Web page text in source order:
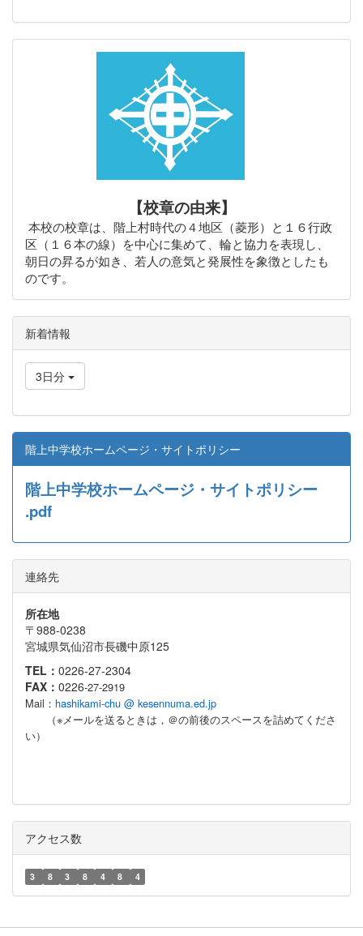
【校章の由来】
本校の校章は、階上村時代の４地区（菱形）と１６行政
区（１６本の線）を中心に集めて、輪と協力を表現し、
朝日の昇るが如き、若人の意気と発展性を象徴としたも
のです。
新着情報
3日分
階上中学校ホームページ・サイトポリシー
階上中学校ホームページ・サイトポリシー
.pdf
連絡先
所在地
〒988-0238
宮城県気仙沼市長磯中原125
TEL： 0226-27-2304
FAX： 0226-27-2919
Mail： hashikami-chu @ kesennuma.ed.jp
（※メールを送るときは，＠の前後のスペースを詰めてくださ
い）
アクセス数
3 8 3 8 4 8 4